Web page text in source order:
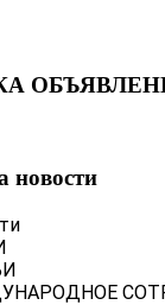
новости